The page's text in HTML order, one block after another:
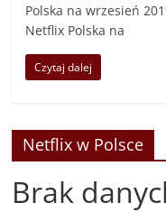
Polska na wrzesień
Netflix Polska na
Czytaj dalej
Netflix w Polsce
Brak